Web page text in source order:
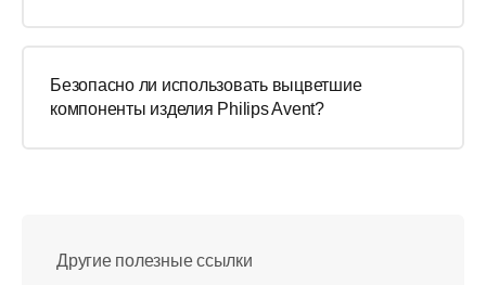
Безопасно ли использовать выцветшие
компоненты изделия Philips Avent?
Другие полезные ссылки